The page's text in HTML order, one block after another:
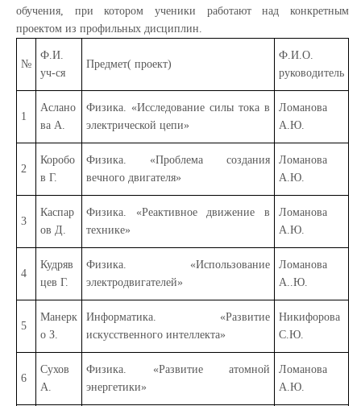
обучения, при котором ученики работают над конкретным
проектом из профильных дисциплин.
№
Ф.И.
уч-ся
Предмет( проект)
Ф.И.О.
руководитель
1
Аслано
ва А.
Физика. «Исследование силы тока в
электрической цепи»
Ломанова
А.Ю.
2
Коробо
в Г.
Физика. «Проблема создания
вечного двигателя»
Ломанова
А.Ю.
3
Каспар
ов Д.
Физика. «Реактивное движение в
технике»
Ломанова
А.Ю.
4
Кудряв
цев Г.
Физика. «Использование
электродвигателей»
Ломанова
А..Ю.
5
Манерк
о З.
Информатика. «Развитие
искусственного интеллекта»
Никифорова
С.Ю.
6
Сухов
А.
Физика. «Развитие атомной
энергетики»
Ломанова
А.Ю.